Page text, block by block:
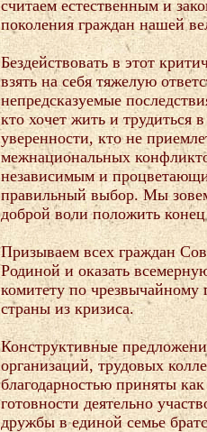
считаем естественным и
поколения граждан нашей
Бездействовать в этот
взять на себя тяжелую
непредсказуемые
кто хочет жить и трудиться
уверенности, кто не
межнациональных
независимым и
правильный выбор. Мы
доброй воли положить
Призываем всех граждан
Родиной и оказать
комитету по
страны из кризиса.
Конструктивные
организаций, трудовых
благодарностью приняты
готовности деятельно
дружбы в единой семье